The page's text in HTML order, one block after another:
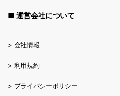
■ 運営会社について
> 会社情報
> 利用規約
> プライバシーポリシー